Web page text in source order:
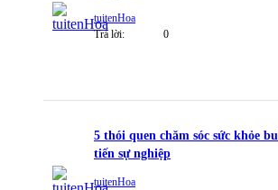
tuitenHoa
Trả lời:
0
5 thói quen chăm sóc sức khỏe
tiến sự nghiệp
tuitenHoa